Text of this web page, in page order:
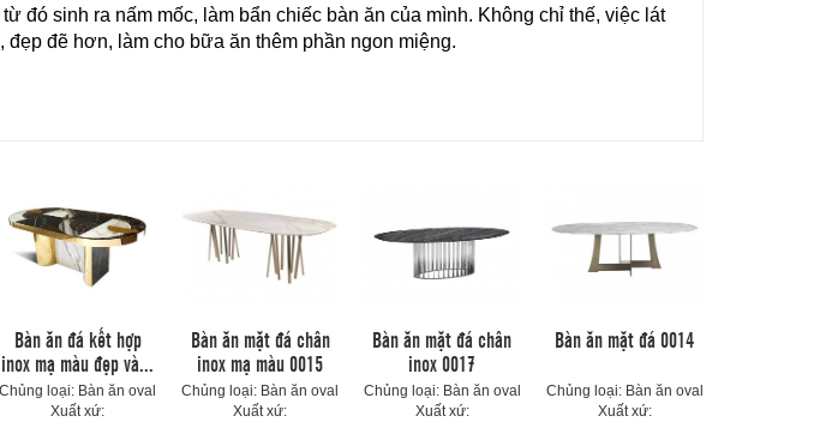
đó sinh ra nấm mốc, làm bẩn chiếc bàn ăn của mình. Không chỉ thế, việc lát
đẽ hơn, làm cho bữa ăn thêm phần ngon miệng.
Bàn ăn đá kết hợp
inox mạ màu đẹp và...
Chủng loại: Bàn ăn oval
Xuất xứ:
Bàn ăn mặt đá chân
inox mạ màu 0015
Chủng loại: Bàn ăn oval
Xuất xứ:
Bàn ăn mặt đá chân
inox 0017
Chủng loại: Bàn ăn oval
Xuất xứ:
Bàn ăn mặt đá 0014
Chủng loại: Bàn ăn oval
Xuất xứ: